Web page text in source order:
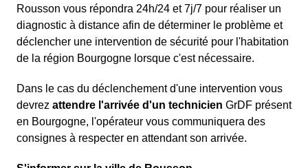
Rousson vous répondra 24h/24 et 7j/7 pour réaliser un
diagnostic à distance afin de déterminer le problème et
déclencher une intervention de sécurité pour l'habitation
de la région Bourgogne lorsque c'est nécessaire.
Dans le cas du déclenchement d'une intervention vous
devrez attendre l'arrivée d'un technicien GrDF présent
en Bourgogne, l'opérateur vous communiquera des
consignes à respecter en attendant son arrivée.